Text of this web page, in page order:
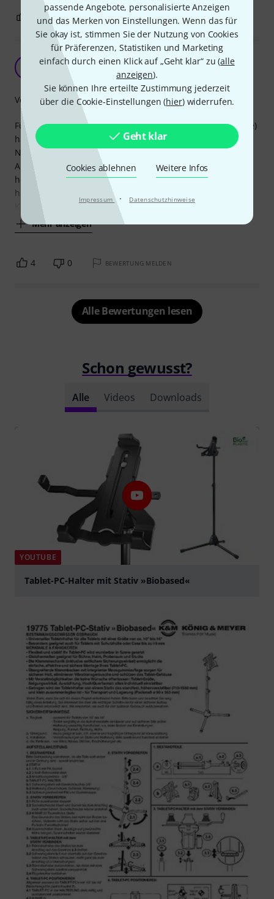
passende Angebote, personalisierte Anzeigen
und das Merken von Einstellungen. Wenn das für
Sie okay ist, stimmen Sie der Nutzung von Cookies
für Präferenzen, Statistiken und Marketing
einfach durch einen Klick auf „Geht klar“ zu (alle
anzeigen).
Sie können Ihre erteilte Zustimmung jederzeit
über die Cookie-Einstellungen (hier) widerrufen.
Geht klar
Cookies ablehnen Weitere Infos
Impressum · Datenschutzhinweise
BEWERTUNG MELDEN
Super
Martin11 26.11.2022
Für diverse Band Auftritte und Proben (ich spiele Trompete)
habe ich mich entschieden von Papiernoten auf digitale
Noten umzusteigen. Hatte den Tablet Holder schon bei
Auftritten im Einsatz. Schon bei den Proben hat sich
herausgestellt, dass ich hier die richtige Wahl getroffen
habe. Zusammen mit dem Pageflip Firefly eine super
Kombination. Ich verwende darauf ein
Mehr anzeigen
Verarbeitung
4 0 BEWERTUNG MELDEN
Alle Bewertungen lesen
Schon gewusst?
Alle Videos Downloads
YOUTUBE
Tablet-PC-Halter mit Stativ »Biobased«